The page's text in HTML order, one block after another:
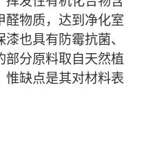
醛物质，达到净化室
也具有防霉抗菌、
部分原料取自天然植
惟缺点是其对材料表